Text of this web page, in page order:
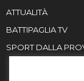
ATTUALITÀ
BATTIPAGLIA TV
SPORT DALLA